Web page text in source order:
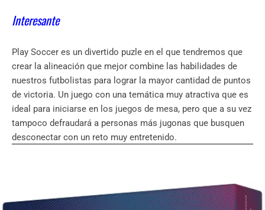
Interesante
Play Soccer es un divertido puzle en el que tendremos que
crear la alineación que mejor combine las habilidades de
nuestros futbolistas para lograr la mayor cantidad de puntos
de victoria. Un juego con una temática muy atractiva que es
ideal para iniciarse en los juegos de mesa, pero que a su vez
tampoco defraudará a personas más jugonas que busquen
desconectar con un reto muy entretenido.